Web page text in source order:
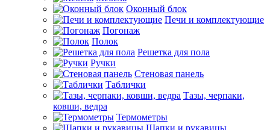
Оконный блок
Печи и комплектующие
Погонаж
Полок
Решетка для пола
Ручки
Стеновая панель
Таблички
Тазы, черпаки,
ковши, ведра
Термометры
Шапки и рукавицы